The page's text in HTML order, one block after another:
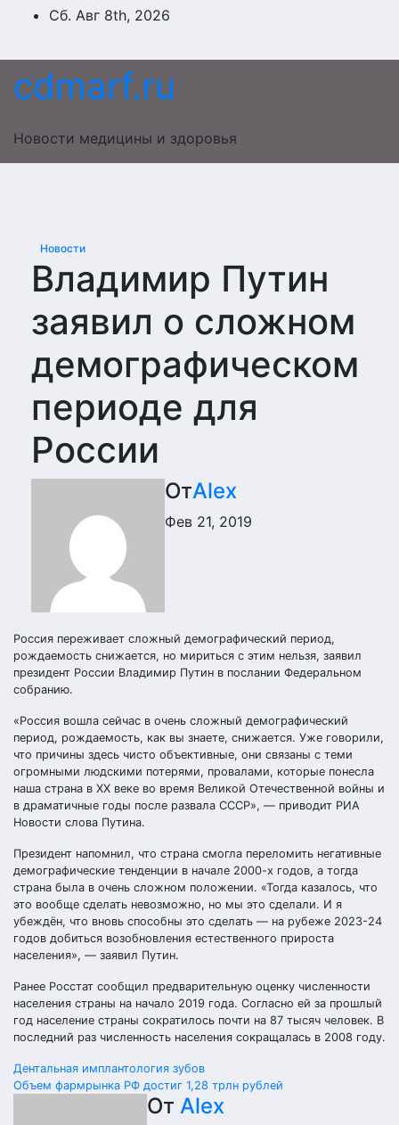
ПерейтиСб. Авг 8th, 2026
cdmarf.ru
Новости медицины и здоровья
Новости
Владимир Путин
заявил о сложном
демографическом
периоде для
России
ОтAlex
Фев 21, 2019
Россия переживает сложный демографический период,
рождаемость снижается, но мириться с этим нельзя, заявил
президент России Владимир Путин в послании Федеральном
собранию.
«Россия вошла сейчас в очень сложный демографический
период, рождаемость, как вы знаете, снижается. Уже говорили,
что причины здесь чисто объективные, они связаны с теми
огромными людскими потерями, провалами, которые понесла
наша страна в XX веке во время Великой Отечественной войны и
в драматичные годы после развала СССР», — приводит РИА
Новости слова Путина.
Президент напомнил, что страна смогла переломить негативные
демографические тенденции в начале 2000-х годов, а тогда
страна была в очень сложном положении. «Тогда казалось, что
это вообще сделать невозможно, но мы это сделали. И я
убеждён, что вновь способны это сделать — на рубеже 2023-24
годов добиться возобновления естественного прироста
населения», — заявил Путин.
Ранее Росстат сообщил предварительную оценку численности
населения страны на начало 2019 года. Согласно ей за прошлый
год население страны сократилось почти на 87 тысяч человек. В
последний раз численность населения сокращалась в 2008 году.
Навигация
Дентальная имплантология зубов
Объем фармрынка РФ достиг 1,28 трлн рублей
От Alex